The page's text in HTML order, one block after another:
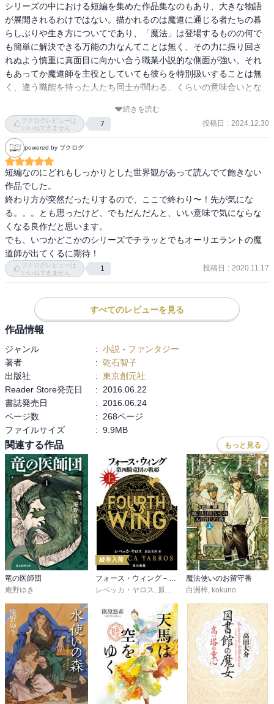
シリーズの中における短編を集めた作品集なのもあり、大きな物語
が展開されるわけではない。描かれるのは魔道に通じる者たちの暮
らしぶりや生き方についてであり、「魔法」は登場するものの何で
も簡単に解決できる万能の力なんてことは無く、その力に振り回さ
れぬよう慎重に真面目に向かい合う職業小説的な側面が強い。それ
もあってか魔道師を主役としていても彼らを特別扱いすることは無
く、違う職能を持った人たち同士が関わる、くらいの意味合いとな
もらう”というフラットな視線が新鮮だった。
「呪（まじな）い」を良心の呵責と繋げている点が特徴的で、誰か
に対して害となる魔法は使うことによって自分自身の良心が傷つ
き、その先の人生に悪影響を与える、といった意味で「人を呪わば
穴二つ」的なことを描こうとしている点も面白い。ではどのような
モラルを持って魔法を使うべきなのか、という部分が読みどころに
なっており、その意味で、作者が意識していたかどうかはわからな
いけれど、本書はメタ倫理学的な側面を持っている。善と悪につい
て、というよりも、その基準を決めるためにはどのように物事を見
つめるべきか、といった道徳を説くことより"一段階高い視座"が感じ
られた。
ちのいい人物ばかりが出てくるわけでもない。しかしそのことは本
小説の価値を減じるものでは全くなく、物事が簡単に白黒付くよう
なものではないことや、自分自身の思考や見方もまた一面的でしか
ないこと、そしてそれを自覚することで視界を広げて物事を見る可
能性について描くことに成功している。
大きな物語は語られないけれど、合間合間でこのファンタジー世界
における歴史や国の成り立ちが見えてくるのも良かった。たぶんこ
の辺の話は他作品で語られているのだろうけど、英雄以外の人物に
焦点をあてた本作の良さを引き立てる役割となっていたから。
好きな話は【陶工魔道師】。上記した感想の要素がひとまとまりと
して納められている。【闇を抱く】は秘密結社として結束する魔女
たちの話。長編向きの題材がごろごろしてた。
続きを読む
ブクログレビューは
いいねできません
7 投稿日 : 2024.12.30
powered by ブクログ
短編なのにどれもしっかりとした世界観があって読んでて飽きない
作品でした。
終わり方が突然だったりするので、ここで終わり〜！先が気にな
る。。。とも思ったけど、でもだんだんと、いい意味で気にならな
くなる良作だと思います。
でも、いつかどこかのシリーズでチラッとでもオーリエラントの魔
道師が出てくるに期待！
ブクログレビューは
いいねできません
1 投稿日 : 2020.11.17
すべてのレビューを見る
作品情報
ジャンル : 小説 - ファンタジー
著者
: 乾石智子
出版社
: 東京創元社
Reader Store発売日
:
2016.06.22
書誌発売日
:
2016.06.24
ページ数
:
268ページ
ファイルサイズ
: 9.9MB
関連する作品 もっと見る
竜の医師団
庵野ゆき
続巻入荷
フォース・ウィング－第四騎竜団の戦姫－
レベッカ・ヤロス, 原島文世
魔法使いのお留守番
白洲梓, kokuno